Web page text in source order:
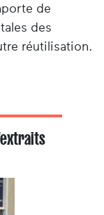
de
des
réutilisation.